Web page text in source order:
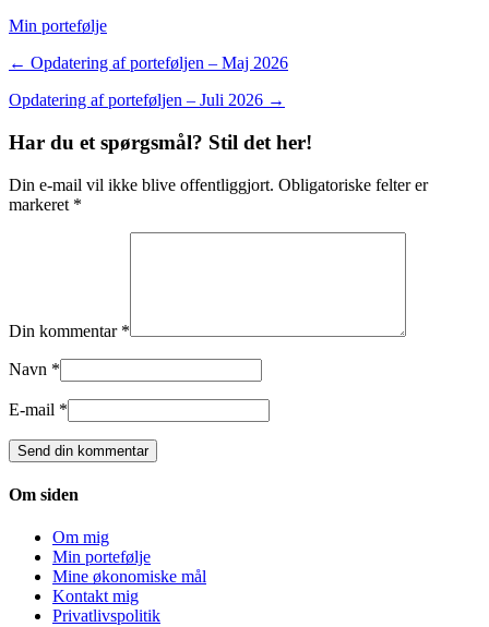
Min portefølje
← Opdatering af porteføljen – Maj 2026
Opdatering af porteføljen – Juli 2026 →
Har du et spørgsmål? Stil det her!
Din e-mail vil ikke blive offentliggjort. Obligatoriske felter er
markeret *
Din kommentar *
Navn *
E-mail *
Om siden
Om mig
Min portefølje
Mine økonomiske mål
Kontakt mig
Privatlivspolitik